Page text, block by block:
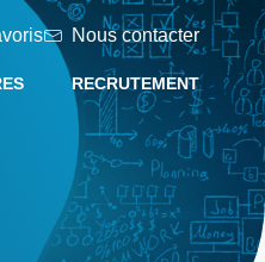
Nous contacter
RECRUTEMENT